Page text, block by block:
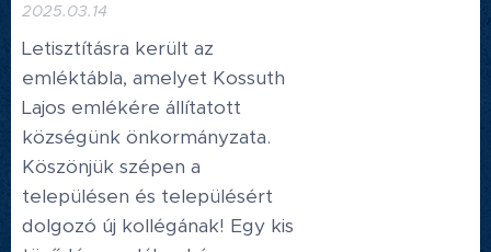
2025.03.14
Letisztításra került az
emléktábla, amelyet Kossuth
Lajos emlékére állítatott
községünk önkormányzata.
Köszönjük szépen a
településen és településért
dolgozó új kollégának! Egy kis